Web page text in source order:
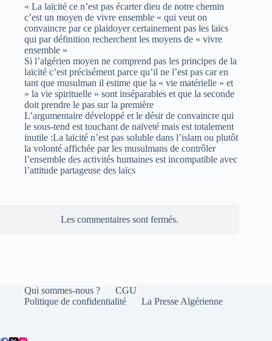
« La laïcité ce n’est pas écarter dieu de notre chemin
c’est un moyen de vivre ensemble « qui veut on
convaincre par ce plaidoyer certainement pas les laïcs
qui par définition recherchent les moyens de « vivre
ensemble »
Si l’algérien moyen ne comprend pas les principes de la
laïcité c’est précisément parce qu’il ne l’est pas car en
tant que musulman il estime que la « vie matérielle » et
» la vie spirituelle » sont inséparables et que la seconde
doit prendre le pas sur la première
L’argumentaire développé et le désir de convaincre qui
le sous-tend est touchant de naïveté mais est totalement
inutile :La laïcité n’est pas soluble dans l’islam ou plutôt
la volonté affichée par les musulmans de contrôler
l’ensemble des activités humaines est incompatible avec
l’attitude partageuse des laïcs
Les commentaires sont fermés.
Qui sommes-nous ?
CGU
Politique de confidentialité
La Presse Algérienne